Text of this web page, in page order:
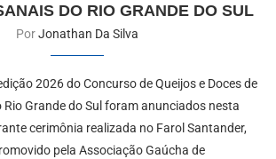
DO RIO GRANDE DO SUL
PorJonathan Da Silva
2026 do Concurso de Queijos e Doces de
Rio Grande do Sul foram anunciados nesta
cerimônia realizada no Farol Santander,
pela Associação Gaúcha de